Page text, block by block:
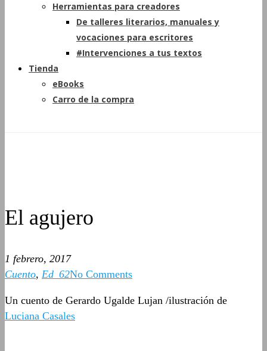
Herramientas para creadores
De talleres literarios, manuales y
vocaciones para escritores
#Intervenciones a tus textos
Tienda
eBooks
Carro de la compra
El agujero
1 febrero, 2017
Cuento, Ed_62No Comments
Un cuento de Gerardo Ugalde Lujan /ilustración de
Luciana Casales